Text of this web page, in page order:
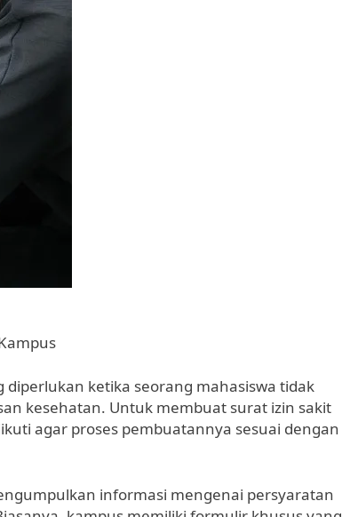
ketika seorang mahasiswa tidak
kesehatan. Untuk membuat surat izin sakit
agar proses pembuatannya sesuai dengan
informasi mengenai persyaratan